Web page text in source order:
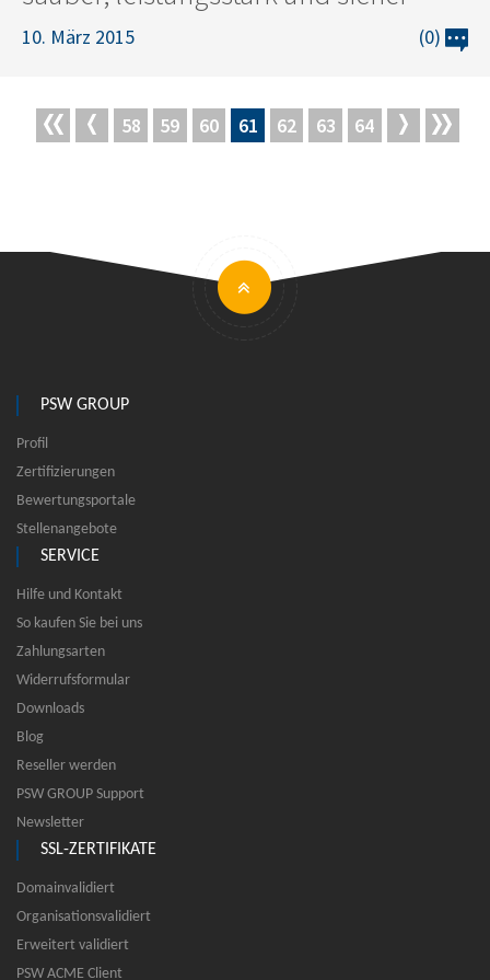
10. März 2015 (0)
58 59 60 61 62 63 64